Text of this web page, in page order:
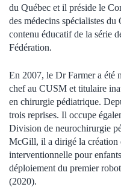
du Québec et il préside le
des médecins spécialistes
contenu éducatif de la série
Fédération.
En 2007, le Dr Farmer a été
chef au CUSM et titulaire
en chirurgie pédiatrique.
trois reprises. Il occupe
Division de neurochirurgie
McGill, il a dirigé la création
interventionnelle pour
déploiement du premier
(2020).